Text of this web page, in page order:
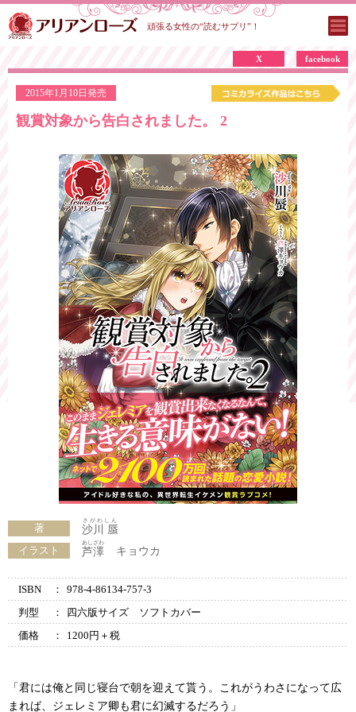
頑張る女性の“読むサプリ”！
2015年1月10日発売
X facebook
観賞対象から告白されました。 2
著 沙川 蜃
さがわしん
イラスト 芦澤
あしざわ
キョウカ
ISBN ：
978-4-86134-757-3
判型
：
四六版サイズ ソフトカバー
価格
： 1200円＋税
「君には俺と同じ寝台で朝を迎えて貰う。これがうわさになって広
まれば、ジェレミア卿も君に幻滅するだろう」